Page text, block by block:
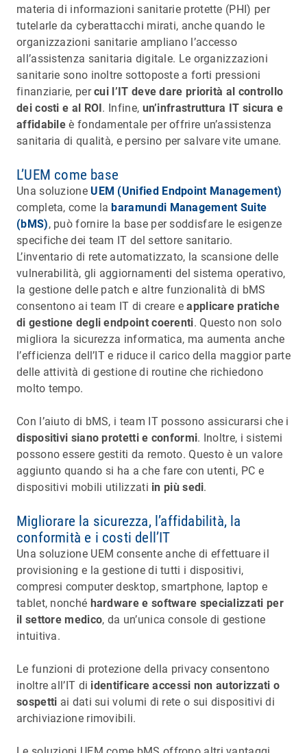
materia di informazioni sanitarie protette (PHI) per
tutelarle da cyberattacchi mirati, anche quando le
organizzazioni sanitarie ampliano l’accesso
all’assistenza sanitaria digitale. Le organizzazioni
sanitarie sono inoltre sottoposte a forti pressioni
finanziarie, percui l’IT deve dare priorità al controllo
dei costi e al ROI. Infine, un’infrastruttura IT sicura e
affidabile è fondamentale per offrire un’assistenza
sanitaria di qualità, e persino per salvare vite umane.
L’UEM come base
Una soluzioneUEM (Unified Endpoint Management)
completa, come labaramundi Management Suite
(bMS), può fornire la base per soddisfare le esigenze
specifiche dei team IT del settore sanitario.
L’inventario di rete automatizzato, la scansione delle
vulnerabilità, gli aggiornamenti del sistema operativo,
la gestione delle patch e altre funzionalità di bMS
consentono ai team IT di creare eapplicare pratiche
di gestione degli endpoint coerenti. Questo non solo
migliora la sicurezza informatica, ma aumenta anche
l’efficienza dell’IT e riduce il carico della maggior parte
delle attività di gestione di routine che richiedono
molto tempo.
Con l’aiuto di bMS, i team IT possono assicurarsi che i
dispositivi siano protetti e conformi. Inoltre, i sistemi
possono essere gestiti da remoto. Questo è un valore
aggiunto quando si ha a che fare con utenti, PC e
dispositivi mobili utilizzati in più sedi.
Migliorare la sicurezza, l’affidabilità, la
conformità e i costi dell’IT
Una soluzione UEM consente anche di effettuare il
provisioning e la gestione di tutti i dispositivi,
compresi computer desktop, smartphone, laptop e
tablet, nonché hardware e software specializzati per
il settore medico, da un’unica console di gestione
intuitiva.
Le funzioni di protezione della privacy consentono
inoltre all’IT di identificare accessi non autorizzati o
sospetti ai dati sui volumi di rete o sui dispositivi di
archiviazione rimovibili.